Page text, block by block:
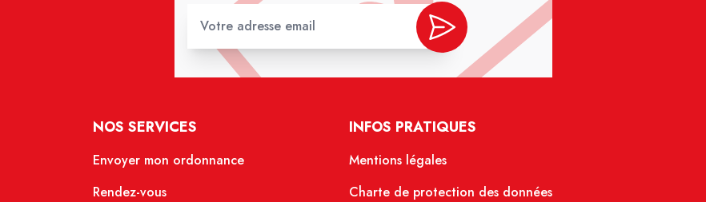
NOS SERVICES
Envoyer mon ordonnance
Rendez-vous
INFOS PRATIQUES
Mentions légales
Charte de protection des données